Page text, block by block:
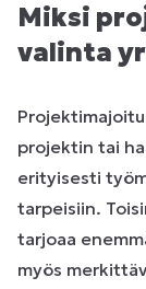
Miksi
valinta
projektin tai
erityisesti
tarpeisiin.
tarjoaa
myös